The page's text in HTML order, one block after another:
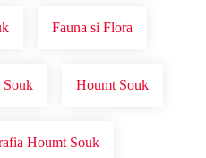
Fauna si Flora
Houmt Souk
Houmt Souk